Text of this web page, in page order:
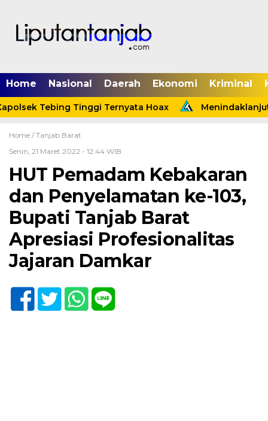
Home Nasional Daerah Ekonomi Kriminal
Tebing Tinggi Ternyata Hoax Menindaklanjuti
Home / Tanjab Barat
Senin, 21 Maret 2022 - 12:44 WIB
HUT Pemadam Kebakaran
dan Penyelamatan ke-103,
Bupati Tanjab Barat
Apresiasi Profesionalitas
Jajaran Damkar